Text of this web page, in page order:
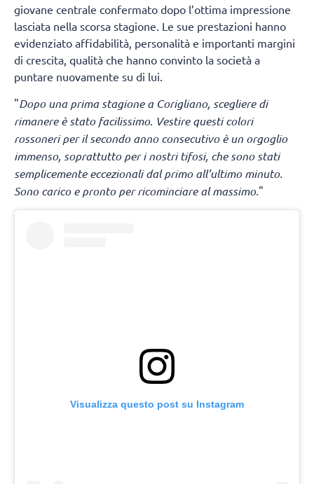
giovane centrale confermato dopo l’ottima impressione
lasciata nella scorsa stagione. Le sue prestazioni hanno
evidenziato affidabilità, personalità e importanti margini
di crescita, qualità che hanno convinto la società a
puntare nuovamente su di lui.
"Dopo una prima stagione a Corigliano, scegliere di
rimanere è stato facilissimo. Vestire questi colori
rossoneri per il secondo anno consecutivo è un orgoglio
immenso, soprattutto per i nostri tifosi, che sono stati
semplicemente eccezionali dal primo all’ultimo minuto.
Sono carico e pronto per ricominciare al massimo."
Visualizza questo post su Instagram